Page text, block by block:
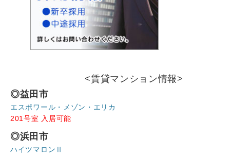
<賃貸マンション情報>
◎益田市
エスポワール・メゾン・エリカ
201号室 入居可能
◎浜田市
ハイツマロンⅡ